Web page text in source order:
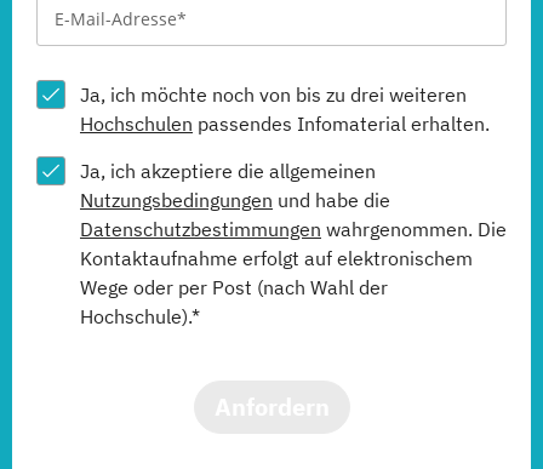
Ja, ich möchte noch von bis zu drei weiteren
Hochschulen passendes Infomaterial erhalten.
Ja, ich akzeptiere die allgemeinen
Nutzungsbedingungen und habe die
Datenschutzbestimmungen wahrgenommen. Die
Kontaktaufnahme erfolgt auf elektronischem
Wege oder per Post (nach Wahl der
Hochschule).*